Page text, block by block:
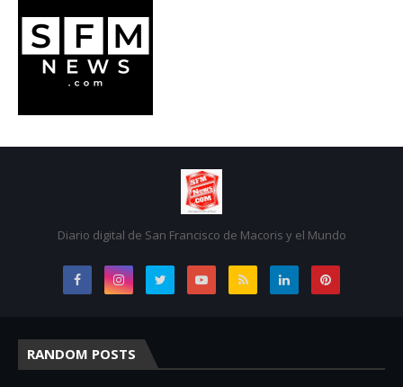
Diario digital de San Francisco de Macoris y el Mundo
RANDOM POSTS